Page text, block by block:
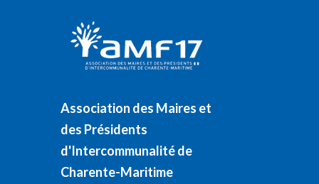
Association des Maires et
des Présidents
d'Intercommunalité de
Charente-Maritime